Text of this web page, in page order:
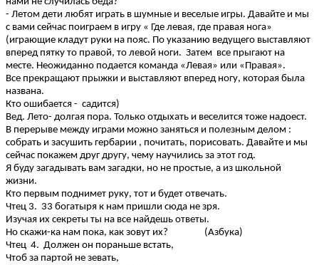
- Летом дети любят играть в шумные и веселые игры. Давайте и мы
с вами сейчас поиграем в игру « Где левая, где правая нога»
(играющие кладут руки на пояс. По указанию ведущего выставляют
вперед пятку то правой, то левой ноги. Затем все прыгают на
месте. Неожиданно подается команда «Левая» или «Правая».
Все прекращают прыжки и выставляют вперед ногу, которая была
названа.
Кто ошибается - садится)
Вед. Лето- долгая пора. Только отдыхать и веселится тоже надоест.
В перерыве между играми можно заняться и полезным делом :
собрать и засушить гербарии , почитать, порисовать. Давайте и мы
сейчас покажем друг другу, чему научились за этот год.
Я буду загадывать вам загадки, но не простые, а из школьной
жизни.
Кто первым поднимет руку, тот и будет отвечать.
Чтец 3. 33 богатыря к нам пришли сюда не зря.
Изучая их секреты ты на все найдешь ответы.
Но скажи-ка нам пока, как зовут их? (Азбука)
Чтец 4. Должен он пораньше встать,
Чтоб за партой не зевать,